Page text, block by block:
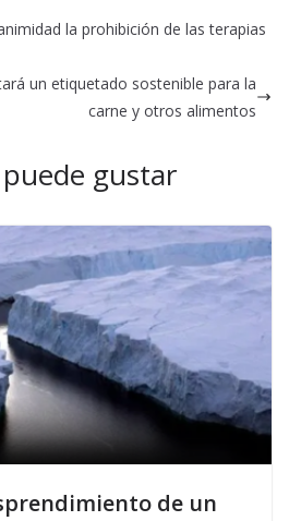
la prohibición de las terapias
un etiquetado sostenible para la
carne y otros alimentos
gustar
de un